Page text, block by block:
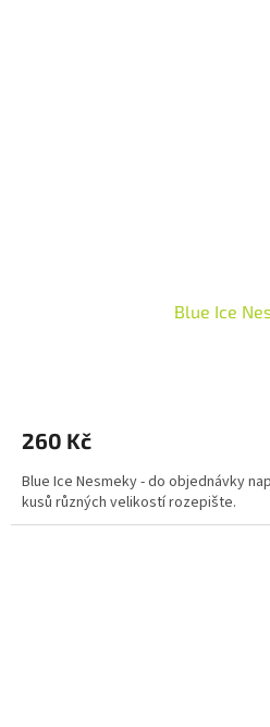
Blue Ice
260 Kč
Blue Ice Nesmeky - do objednávky
kusů různých velikostí rozepište.